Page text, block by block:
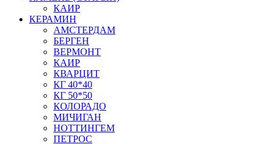
КАИР
КЕРАМИН
АМСТЕРДАМ
БЕРГЕН
ВЕРМОНТ
КАИР
КВАРЦИТ
КГ 40*40
КГ 50*50
КОЛОРАДО
МИЧИГАН
НОТТИНГЕМ
ПЕТРОС